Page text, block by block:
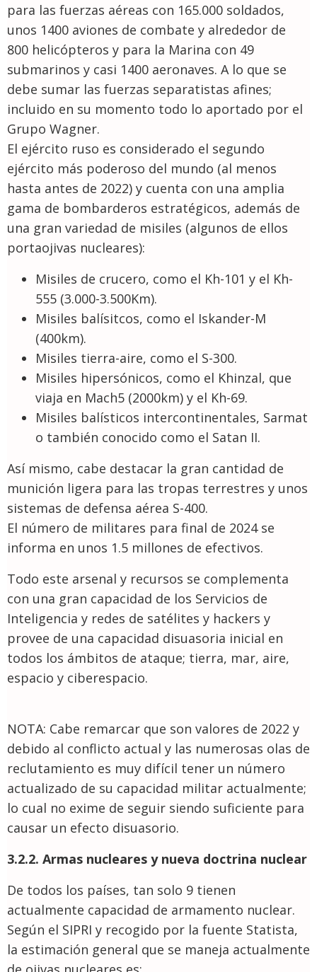
para las fuerzas aéreas con 165.000 soldados,
unos 1400 aviones de combate y alrededor de
800 helicópteros y para la Marina con 49
submarinos y casi 1400 aeronaves. A lo que se
debe sumar las fuerzas separatistas afines;
incluido en su momento todo lo aportado por el
Grupo Wagner.
El ejército ruso es considerado el segundo
ejército más poderoso del mundo (al menos
hasta antes de 2022) y cuenta con una amplia
gama de bombarderos estratégicos, además de
una gran variedad de misiles (algunos de ellos
portaojivas nucleares):
Misiles de crucero, como el Kh-101 y el Kh-
555 (3.000-3.500Km).
Misiles balísitcos, como el Iskander-M
(400km).
Misiles tierra-aire, como el S-300.
Misiles hipersónicos, como el Khinzal, que
viaja en Mach5 (2000km) y el Kh-69.
Misiles balísticos intercontinentales, Sarmat
o también conocido como el Satan II.
Así mismo, cabe destacar la gran cantidad de
munición ligera para las tropas terrestres y unos
sistemas de defensa aérea S-400.
El número de militares para final de 2024 se
informa en unos 1.5 millones de efectivos.
Todo este arsenal y recursos se complementa
con una gran capacidad de los Servicios de
Inteligencia y redes de satélites y hackers y
provee de una capacidad disuasoria inicial en
todos los ámbitos de ataque; tierra, mar, aire,
espacio y ciberespacio.
NOTA: Cabe remarcar que son valores de 2022 y
debido al conflicto actual y las numerosas olas de
reclutamiento es muy difícil tener un número
actualizado de su capacidad militar actualmente;
lo cual no exime de seguir siendo suficiente para
causar un efecto disuasorio.
3.2.2. Armas nucleares y nueva doctrina nuclear
De todos los países, tan solo 9 tienen
actualmente capacidad de armamento nuclear.
Según el SIPRI y recogido por la fuente Statista,
la estimación general que se maneja actualmente